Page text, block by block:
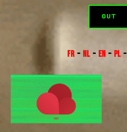
OUT
FR– NL– EN – PL–